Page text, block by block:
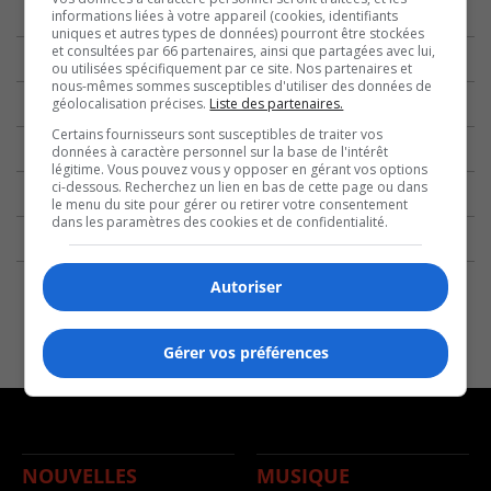
NOUVELLES MUSIQUE
informations liées à votre appareil (cookies, identifiants
uniques et autres types de données) pourront être stockées
et consultées par 66 partenaires, ainsi que partagées avec lui,
ou utilisées spécifiquement par ce site. Nos partenaires et
nous-mêmes sommes susceptibles d'utiliser des données de
géolocalisation précises. Liste des partenaires.
Certains fournisseurs sont susceptibles de traiter vos
données à caractère personnel sur la base de l'intérêt
légitime. Vous pouvez vous y opposer en gérant vos options
ci-dessous. Recherchez un lien en bas de cette page ou dans
le menu du site pour gérer ou retirer votre consentement
dans les paramètres des cookies et de confidentialité.
Autoriser
Gérer vos préférences